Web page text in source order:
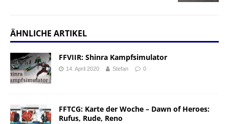
ÄHNLICHE ARTIKEL
FFVIIR: Shinra Kampfsimulator
14. April 2020 Stefan 0
FFTCG: Karte der Woche – Dawn of Heroes:
Rufus, Rude, Reno